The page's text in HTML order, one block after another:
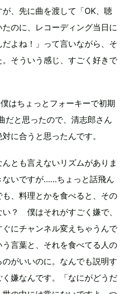
、先に曲を渡して「OK、聴
のに、レコーディング当日に
よね！」って言いながら、そ
そういう感じ、すごく好きで
僕はちょっとフォーキーで初期
だと思ったので、清志郎さん
に合うと思ったんです。
んとも言えないリズムがありま
ないですが……ちょっと話飛ん
、料理とかを食べると、その
？ 僕はそれがすごく嫌で、
にチャンネル変えちゃうんで
言葉と、それを食べてる人の
がいいのに。なんでも説明す
嫌なんです。「なにがどうだ